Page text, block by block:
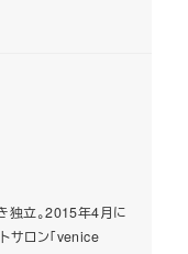
独立。2015年4月に
サロン「venice